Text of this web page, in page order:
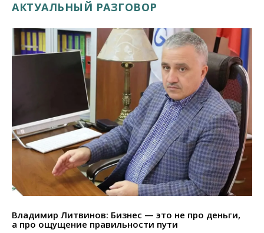
АКТУАЛЬНЫЙ РАЗГОВОР
Владимир Литвинов: Бизнес — это не про деньги,
а про ощущение правильности пути